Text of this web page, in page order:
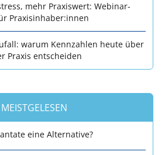
mehr Praxiswert: Webinar-
Praxisinhaber:innen
warum Kennzahlen heute über
Praxis entscheiden
MEISTGELESEN
eine Alternative?